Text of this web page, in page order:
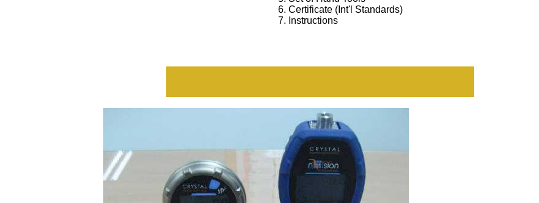
6. Certificate (Int'l Standards)
7. Instructions